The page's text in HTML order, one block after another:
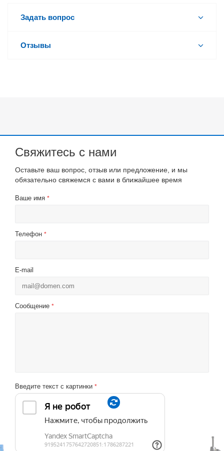
Задать вопрос
Отзывы
Свяжитесь с нами
Оставьте ваш вопрос, отзыв или предложение, и мы
обязательно свяжемся с вами в ближайшее время
Ваше имя *
Телефон *
E-mail
Сообщение *
Введите текст с картинки *